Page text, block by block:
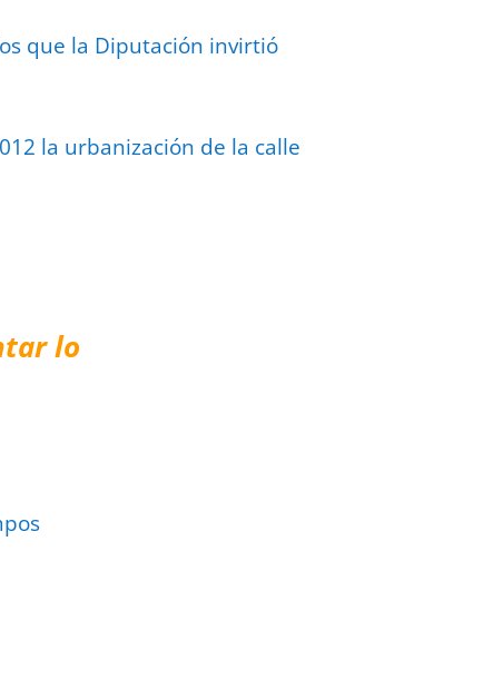
que la Diputación invirtió
la urbanización de la calle
lo